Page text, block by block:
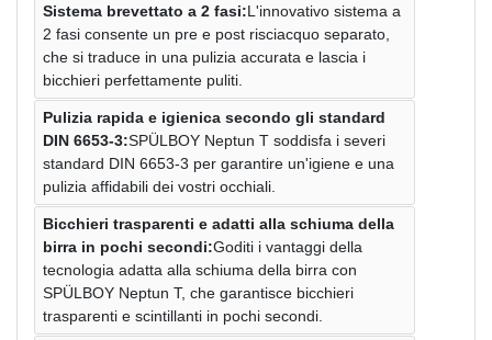
Sistema brevettato a 2 fasi:L'innovativo sistema a
2 fasi consente un pre e post risciacquo separato,
che si traduce in una pulizia accurata e lascia i
bicchieri perfettamente puliti.
Pulizia rapida e igienica secondo gli standard
DIN 6653-3:SPÜLBOY Neptun T soddisfa i severi
standard DIN 6653-3 per garantire un'igiene e una
pulizia affidabili dei vostri occhiali.
Bicchieri trasparenti e adatti alla schiuma della
birra in pochi secondi:Goditi i vantaggi della
tecnologia adatta alla schiuma della birra con
SPÜLBOY Neptun T, che garantisce bicchieri
trasparenti e scintillanti in pochi secondi.